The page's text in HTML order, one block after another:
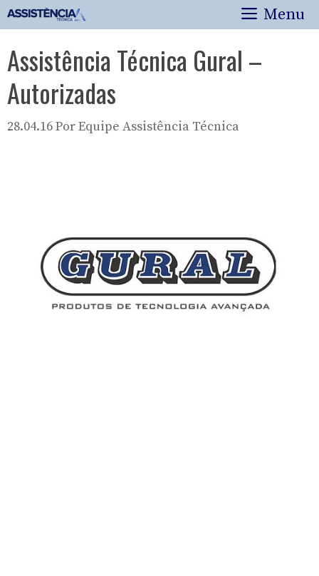
Pular
para
conteúdo
Menu
Assistência Técnica Gural –
Autorizadas
28.04.16PorEquipe Assistência Técnica